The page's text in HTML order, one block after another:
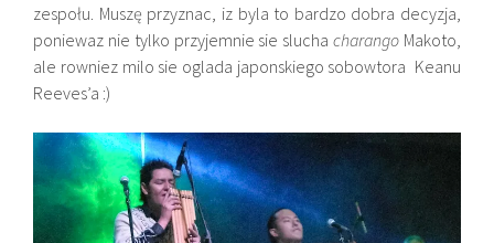
zespołu. Muszę przyznac, iz byla to bardzo dobra decyzja,
poniewaz nie tylko przyjemnie sie slucha charangoMakoto,
ale rowniez milo sie oglada japonskiego sobowtora Keanu
Reeves’a :)